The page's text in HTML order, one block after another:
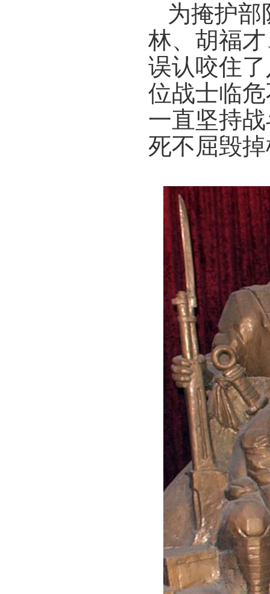
为掩护部
林、胡福
误认咬住
位战士临
一直坚持
死不屈毁